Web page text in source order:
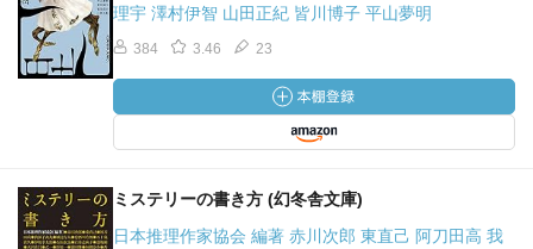
理宇 澤村伊智 山田正紀 皆川博子 平山夢明
384 3.46 23
ミステリーの書き方 (幻冬舎文庫)
日本推理作家協会 編著 赤川次郎 東直己 阿刀田高 我